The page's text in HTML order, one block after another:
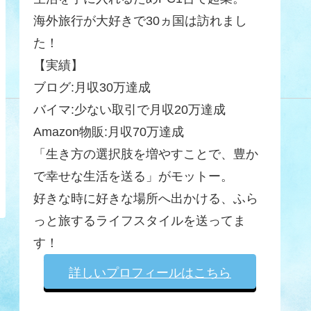
海外旅行が大好きで30ヵ国は訪れまし
た！
【実績】
ブログ:月収30万達成
バイマ:少ない取引で月収20万達成
Amazon物販:月収70万達成
「生き方の選択肢を増やすことで、豊か
で幸せな生活を送る」がモットー。
好きな時に好きな場所へ出かける、ふら
っと旅するライフスタイルを送ってま
す！
詳しいプロフィールはこちら